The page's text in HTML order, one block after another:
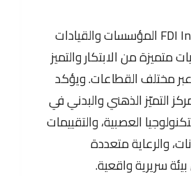
تُكرّم جوائز FDI Insider المؤسسات والقيادات
متميزة من الابتكار والتميز
مختلف القطاعات. ويؤكد
التميّز الذهني والبدني في
العصبية، والتقييمات
والرعاية متعددة
سريرية واقعية.